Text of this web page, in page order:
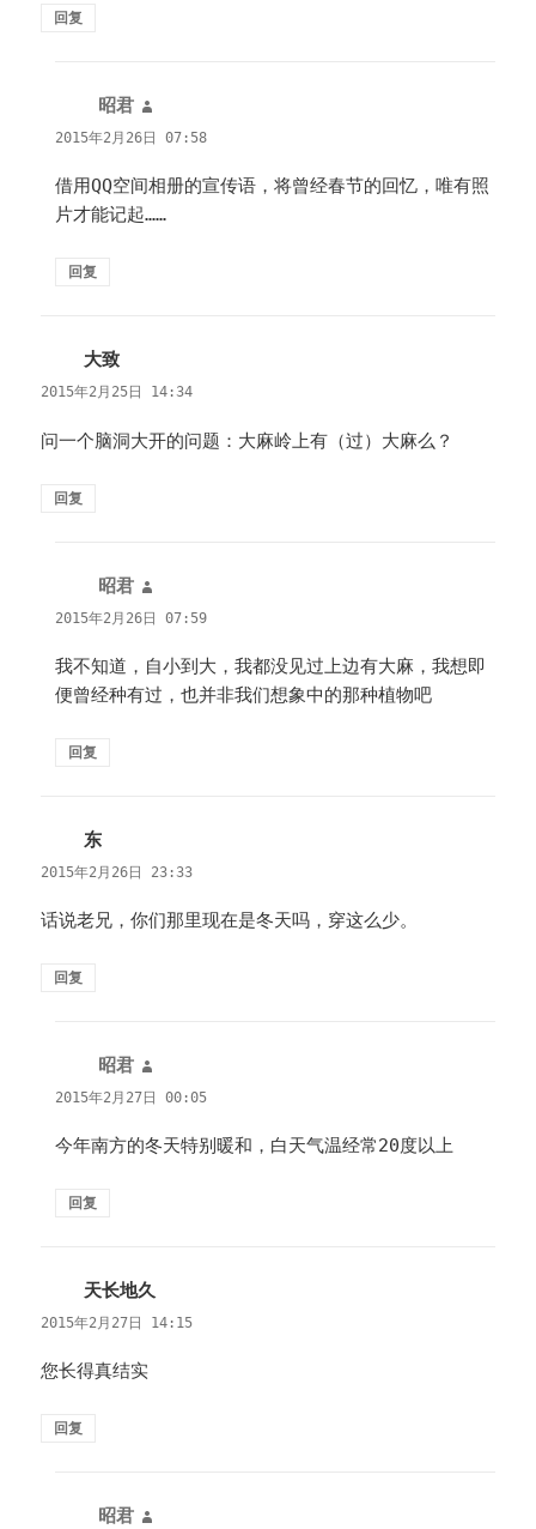
回复
昭君
道：
2015年2月26日 07:58
借用QQ空间相册的宣传语，将曾经春节的回忆，唯有照
片才能记起……
回复
大致
道：
2015年2月25日 14:34
问一个脑洞大开的问题：大麻岭上有（过）大麻么？
回复
昭君
道：
2015年2月26日 07:59
我不知道，自小到大，我都没见过上边有大麻，我想即
便曾经种有过，也并非我们想象中的那种植物吧
回复
东
道：
2015年2月26日 23:33
话说老兄，你们那里现在是冬天吗，穿这么少。
回复
昭君
道：
2015年2月27日 00:05
今年南方的冬天特别暖和，白天气温经常20度以上
回复
天长地久
道：
2015年2月27日 14:15
您长得真结实
回复
昭君